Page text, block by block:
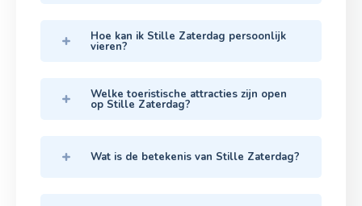
Hoe kan ik Stille Zaterdag persoonlijk
vieren?
Welke toeristische attracties zijn open
op Stille Zaterdag?
Wat is de betekenis van Stille Zaterdag?